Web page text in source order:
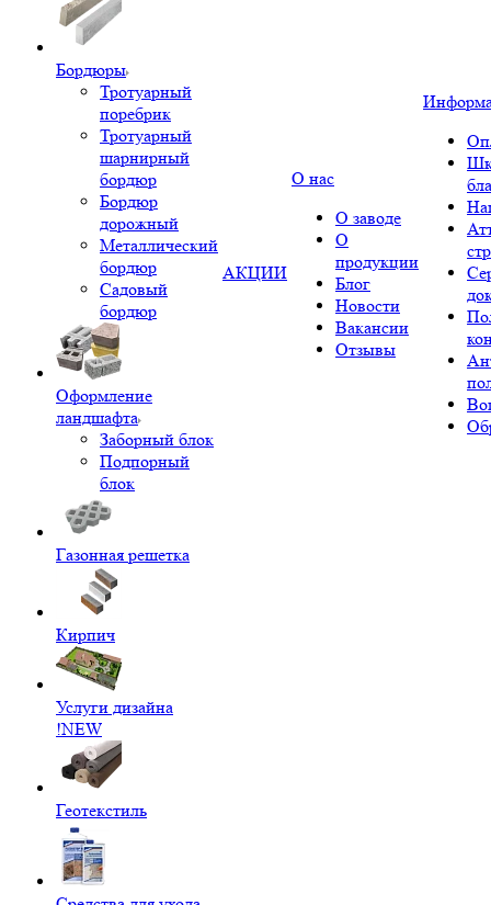
Бордюры
Тротуарный
поребрик
Тротуарный
шарнирный
бордюр
Бордюр
дорожный
Металлический
бордюр
Садовый
бордюр
Оформление
ландшафта
Заборный блок
Подпорный
блок
Газонная решетка
Кирпич
Услуги дизайна
!NEW
Геотекстиль
АКЦИИ
О нас
О заводе
О
продукции
Блог
Новости
Вакансии
Отзывы